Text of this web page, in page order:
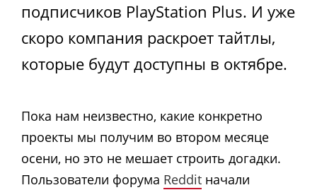
подписчиков PlayStation Plus. И уже
скоро компания раскроет тайтлы,
которые будут доступны в октябре.
Пока нам неизвестно, какие конкретно
проекты мы получим во втором месяце
осени, но это не мешает строить догадки.
Пользователи форума Reddit начали